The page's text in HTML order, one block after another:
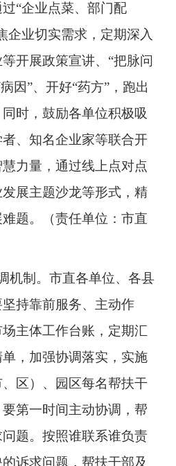
“企业点菜、部门配
企业切实需求，定期深入
开展政策宣讲、“把脉问
因”、开好“药方”，跑出
时，鼓励各单位积极吸
、知名企业家等联合开
力量，通过线上点对点
展主题沙龙等形式，精
题。（责任单位：市直
机制。市直各单位、各县
坚持靠前服务、主动作
主体工作台账，定期汇
，加强协调落实，实施
区）、园区每名帮扶干
第一时间主动协调，帮
题。按照谁联系谁负责
诉求问题，帮扶干部及